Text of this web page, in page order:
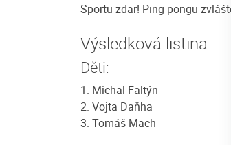
Sportu zdar! Ping-pongu
Výsledková listina
Děti:
1. Michal Faltýn
2. Vojta Daňha
3. Tomáš Mach